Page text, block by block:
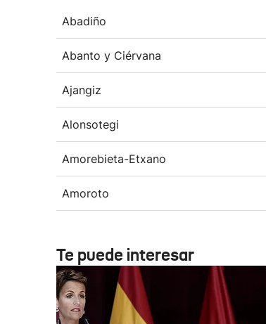
Abadiño
Abanto y Ciérvana
Ajangiz
Alonsotegi
Amorebieta-Etxano
Amoroto
Te puede interesar